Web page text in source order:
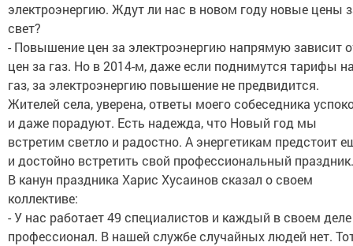
электроэнергию. Ждут ли нас в новом году новые цены
свет?
- Повышение цен за электроэнергию напрямую зависит
цен за газ. Но в 2014-м, даже если поднимутся тарифы
газ, за электроэнергию повышение не предвидится.
Жителей села, уверена, ответы моего собеседника
и даже порадуют. Есть надежда, что Новый год мы
встретим светло и радостно. А энергетикам предстоит
и достойно встретить свой профессиональный праздник.
В канун праздника Харис Хусаинов сказал о своем
коллективе:
- У нас работает 49 специалистов и каждый в своем деле
профессионал. В нашей службе случайных людей нет.